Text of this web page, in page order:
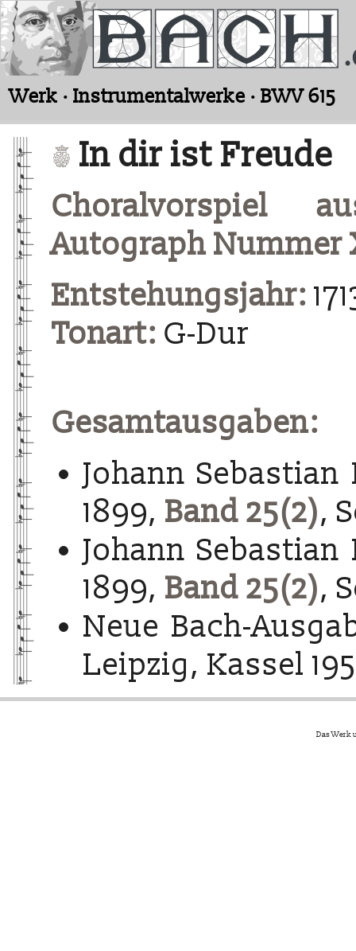
Werk · Instrumentalwerke · BWV 615
In dir ist Freude
Choralvorspiel
Autograph Nummer
Entstehungsjahr:
Tonart: G-Dur
Gesamtausgaben:
Johann Sebastian
1899, Band 25(2),
Johann Sebastian
1899, Band 25(2),
Neue Bach-
Leipzig, Kassel
Das Werk